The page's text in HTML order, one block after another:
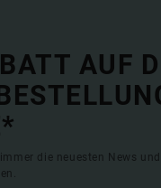
AUF
die neuesten News